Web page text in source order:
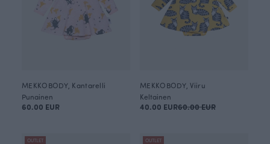
MEKKOBODY, Kantarelli
Punainen
60.00 EUR
MEKKOBODY, Viiru
Keltainen
40.00 EUR60.00 EUR
OUTLET OUTLET